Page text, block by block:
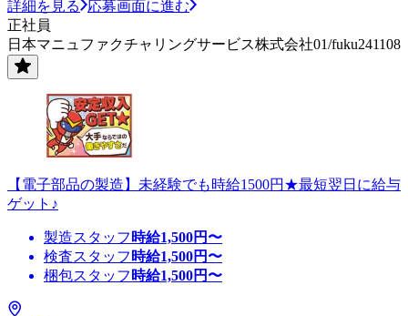
詳細を見る
応募画面に進む
正社員
日本マニュファクチャリングサービス株式会社01/fuku241108
【電子部品の製造】未経験でも時給1500円★最短翌日に給与
ゲット♪
製造スタッフ 時給1,500円〜
検査スタッフ 時給1,500円〜
梱包スタッフ 時給1,500円〜